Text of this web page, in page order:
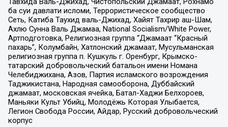
ба суи давлати исломи, Террористическое сообщество
Сеть, Катиба Таухид валь-Джихад, Хайят Тахрир аш-Шам,
Ахлю Сунна Валь Джамаа, National Socialism/White Power,
Артподготовка, Религиозная группа “Джамаат “Красный
пахарь”, Колумбайн, Хатлонский джамаат, Мусульманская
религиозная группа п. Кушкуль г. Оренбург, Крымско-
татарский добровольческий батальон имени Номана
Челебиджихана, Азов, Партия исламского возрождения
Таджикистана, Народная самооборона, Дуббайский
джамаат, московская ячейка, Батал-Хаджи Белхороев,
Маньяки Культ Убийц, Молодёжь Которая Улыбается,
Легион Свобода России, Айдар, Русский добровольческий
корпус